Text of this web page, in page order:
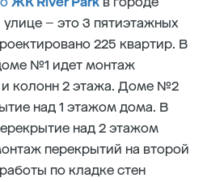
– это 3 пятиэтажных
225 квартир. В
№1 идет монтаж
и колонн 2 этажа. Доме №2
над 1 этажом дома. В
над 2 этажом
перекрытий на второй
по кладке стен